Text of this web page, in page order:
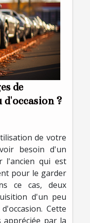
de
?
de votre
besoin d'un
l'ancien qui est
pour le garder
ce cas, deux
d'un peu
Cette
par la